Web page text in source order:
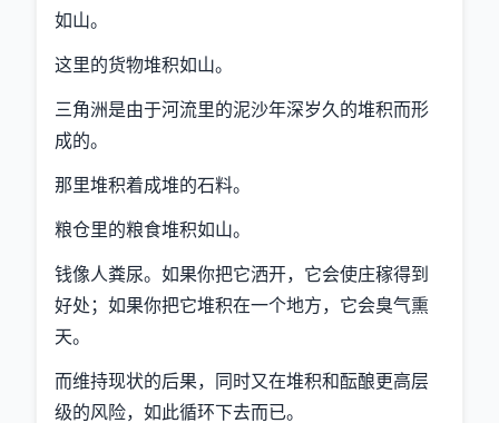
如山。
这里的货物堆积如山。
三角洲是由于河流里的泥沙年深岁久的堆积而形
成的。
那里堆积着成堆的石料。
粮仓里的粮食堆积如山。
钱像人粪尿。如果你把它洒开，它会使庄稼得到
好处；如果你把它堆积在一个地方，它会臭气熏
天。
而维持现状的后果，同时又在堆积和酝酿更高层
级的风险，如此循环下去而已。